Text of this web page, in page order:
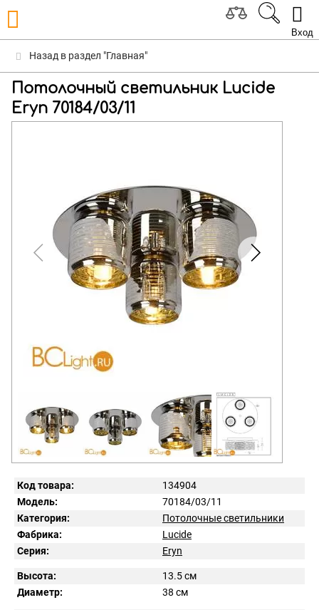
Вход
Назад в раздел "Главная"
Потолочный светильник Lucide
Eryn 70184/03/11
Код товара:
134904
Модель:
70184/03/11
Категория:
Потолочные светильники
Фабрика:
Lucide
Серия:
Eryn
Высота:
13.5 см
Диаметр:
38 см